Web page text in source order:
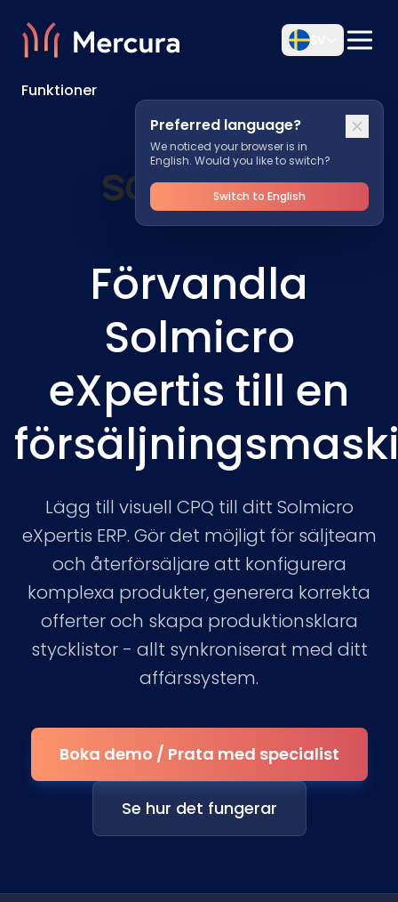
Preferred language?
We noticed your browser is in
English. Would you like to switch?
Switch to English
Funktioner
Förvandla
Solmicro
eXpertis till en
Lägg till visuell CPQ till ditt Solmicro
eXpertis ERP. Gör det möjligt för säljteam
och återförsäljare att konfigurera
komplexa produkter, generera korrekta
offerter och skapa produktionsklara
stycklistor - allt synkroniserat med ditt
affärssystem.
Boka demo / Prata med specialist
Se hur det fungerar